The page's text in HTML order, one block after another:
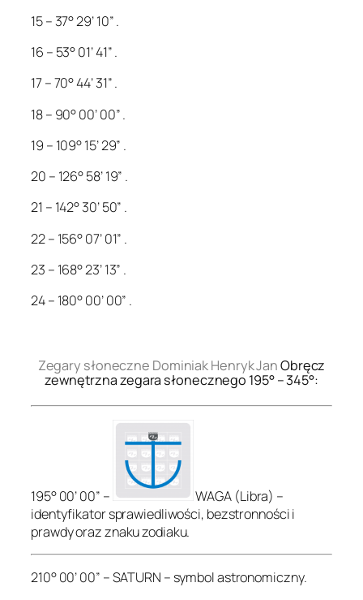
15 – 37° 29’ 10” .
16 – 53° 01’ 41” .
17 – 70° 44’ 31” .
18 – 90° 00’ 00” .
19 – 109° 15’ 29” .
20 – 126° 58’ 19” .
21 – 142° 30’ 50” .
22 – 156° 07’ 01” .
23 – 168° 23’ 13” .
24 – 180° 00’ 00” .
Zegary słoneczne Dominiak Henryk JanObręcz
zewnętrzna zegara słonecznego 195° – 345°:
195° 00’ 00” –
WAGA (Libra) –
identyfikator sprawiedliwości, bezstronności i
prawdy oraz znaku zodiaku.
210° 00’ 00” – SATURN – symbol astronomiczny.